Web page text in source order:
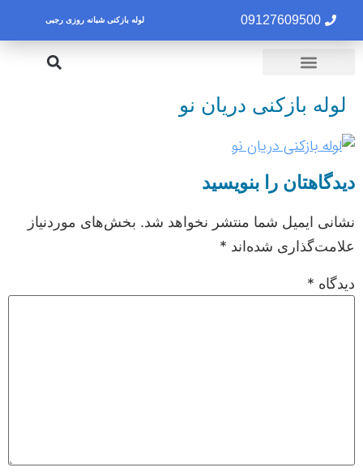
09127609500 لوله بازکنی شبانه روزی رجبی
لوله بازکنی دریان نو
دیدگاهتان را بنویسید
نشانی ایمیل شما منتشر نخواهد شد. بخش‌های موردنیاز
علامت‌گذاری شده‌اند *
دیدگاه *